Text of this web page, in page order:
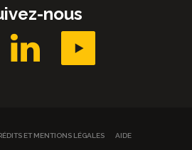
nous
ET MENTIONS LÉGALES AIDE